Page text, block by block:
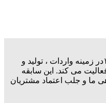
شرکت فاراطب پیشرو از سال ۱۳۷۰در زمینه واردات ، تولید و
می کند. این سابقه
ما و جلب اعتماد مشتریان